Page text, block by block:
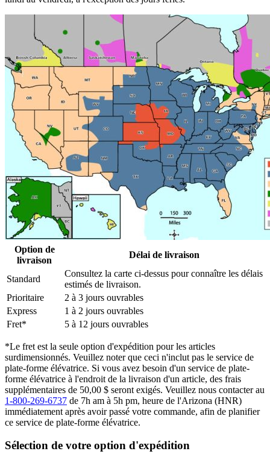
Option de
livraison
Délai de livraison
Standard
Consultez la carte ci-dessus pour connaître les délais
estimés de livraison.
Prioritaire
2 à 3 jours ouvrables
Express
1 à 2 jours ouvrables
Fret*
5 à 12 jours ouvrables
*Le fret est la seule option d'expédition pour les articles
surdimensionnés. Veuillez noter que ceci n'inclut pas le service de
plate-forme élévatrice. Si vous avez besoin d'un service de plate-
forme élévatrice à l'endroit de la livraison d'un article, des frais
supplémentaires de 50,00 $ seront exigés. Veuillez nous contacter au
1-800-269-6737 de 7h am à 5h pm, heure de l'Arizona (HNR)
immédiatement après avoir passé votre commande, afin de planifier
ce service de plate-forme élévatrice.
Sélection de votre option d'expédition